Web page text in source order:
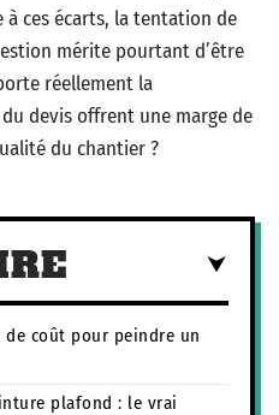
à ces écarts, la tentation de
mérite pourtant d’être
réellement la
devis offrent une marge de
du chantier ?
coût pour peindre un
plafond : le vrai